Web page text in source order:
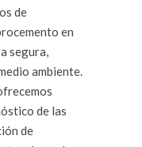
de
en
segura,
ambiente.
de las
de